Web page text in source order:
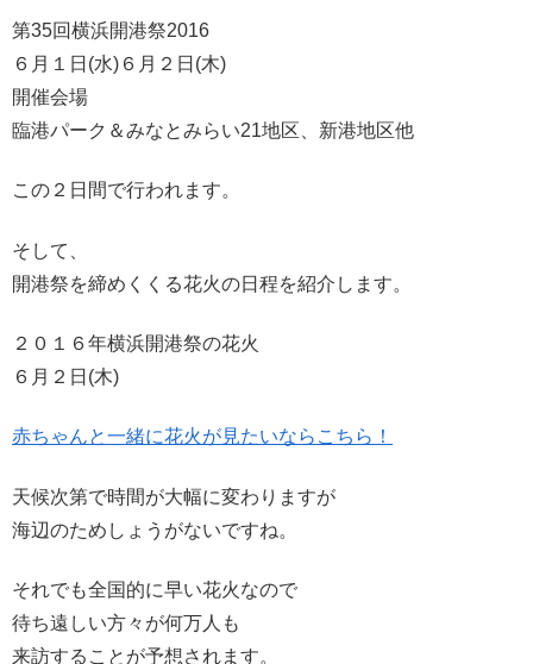
第35回横浜開港祭2016
６月１日(水)６月２日(木)
開催会場
臨港パーク＆みなとみらい21地区、新港地区他
この２日間で行われます。
そして、
開港祭を締めくくる花火の日程を紹介します。
２０１６年横浜開港祭の花火
６月２日(木)
赤ちゃんと一緒に花火が見たいならこちら！
天候次第で時間が大幅に変わりますが
海辺のためしょうがないですね。
それでも全国的に早い花火なので
待ち遠しい方々が何万人も
来訪することが予想されます。